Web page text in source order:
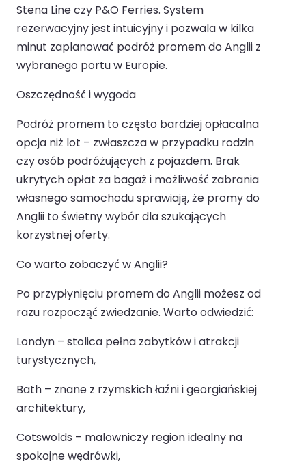
Stena Line czy P&O Ferries. System
rezerwacyjny jest intuicyjny i pozwala w kilka
minut zaplanować podróż promem do Anglii z
wybranego portu w Europie.
Oszczędność i wygoda
Podróż promem to często bardziej opłacalna
opcja niż lot – zwłaszcza w przypadku rodzin
czy osób podróżujących z pojazdem. Brak
ukrytych opłat za bagaż i możliwość zabrania
własnego samochodu sprawiają, że promy do
Anglii to świetny wybór dla szukających
korzystnej oferty.
Co warto zobaczyć w Anglii?
Po przypłynięciu promem do Anglii możesz od
razu rozpocząć zwiedzanie. Warto odwiedzić:
Londyn – stolica pełna zabytków i atrakcji
turystycznych,
Bath – znane z rzymskich łaźni i georgiańskiej
architektury,
Cotswolds – malowniczy region idealny na
spokojne wędrówki,